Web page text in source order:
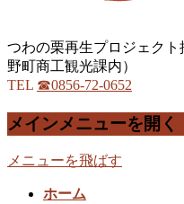
つわの栗再生プロジェク
野町商工観光課内）
TEL ☎0856-72-0652
メインメニューを開く
メニューを飛ばす
ホーム